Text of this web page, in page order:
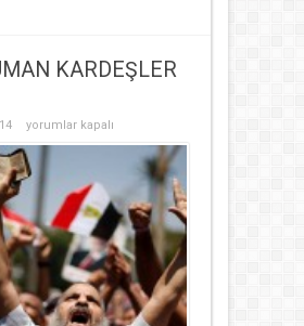
KARDEŞLER
MÜSLÜMAN
–
1
için
yorumlar kapalı